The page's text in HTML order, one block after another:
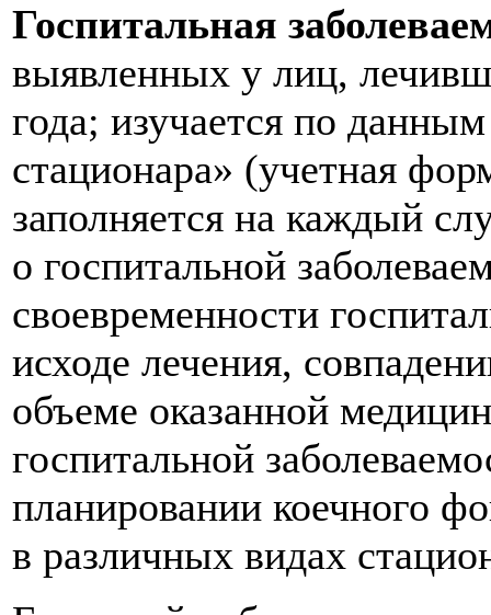
Госпитальная
выявленных у лиц,
года; изучается по
стационара» (учетная
заполняется на каждый
о госпитальной
своевременности
исходе лечения,
объеме оказанной
госпитальной
планировании коечного
в различных видах